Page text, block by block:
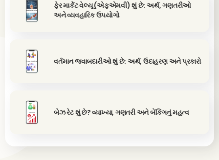
ફેર માર્કેટ વેલ્યૂ (એફએમવી) શું છે: અર્થ, ગણતરીઓ
અને વ્યવહારિક ઉપયોગો
વર્તમાન જવાબદારીઓ શું છે: અર્થ, ઉદાહરણ અને પ્રકારો
બેઝ રેટ શું છે? વ્યાખ્યા, ગણતરી અને બેંકિંગનું મહત્વ